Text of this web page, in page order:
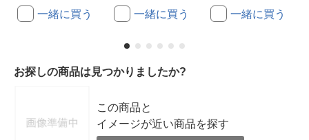
一緒に買う 一緒に買う 一緒に買う
お探しの商品は見つかりましたか?
この商品と
イメージが近い商品を探す